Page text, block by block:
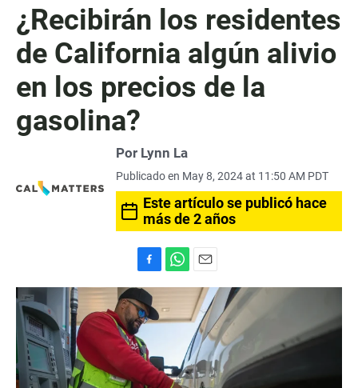
¿Recibirán los residentes
de California algún alivio
en los precios de la
gasolina?
Por Lynn La
Publicado en May 8, 2024 at 11:50 AM PDT
Este artículo se publicó hace
más de 2 años
a
c
e
b
o
o
k
h
a
t
p
p
m
a
i
l